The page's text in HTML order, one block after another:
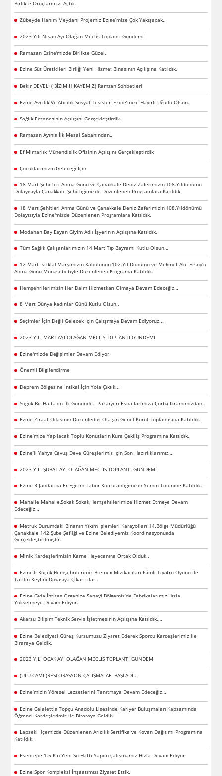
Birlikte Oruçlarımızı Açtık..
Zübeyde Hanım Meydanı Projemiz Ezine’mize Çok Yakışacak..
2023 Yılı Nisan Ayı Olağan Meclis Toplantı Gündemi
Ramazan Ezine'mizde Birlikte Güzel..
Ezine Süt Üreticileri Birliği Yeni Hizmet Binasının Açılışına Katıldık.
Bekir DEVELİ ( BİZiM HİKAYEMİZ) Ramzan Sohbetleri
Ezine Avcılık Ve Atıcılık Sosyal Tesisleri Ezine’mize Hayırlı Uğurlu Olsun..
Sağlık Eczanesinin Açılışını Gerçekleştirdik.
Ramazan Ayının İlk Mesai Sabahından..
Ef Mimarlık Mühendislik Ofisinin Açılışını Gerçekleştirdik
Çocuklarımızın Geleceği İçin
18 Mart Şehitleri Anma Günü ve Çanakkale Deniz Zaferimizin 108.Yıldönümü
Dolayısıyla Çanakkale Şehitliğimizde Düzenlenen Programlara Katıldık.
18 Mart Şehitleri Anma Günü ve Çanakkale Deniz Zaferimizin 108.Yıldönümü
Dolayısıyla Ezine'mizde Düzenlenen Programlara Katıldık.
Modahan Bay Bayan Giyim Adlı İşyerinin Açılışına Katıldık.
Tüm Sağlık Çalışanlarımızın 14 Mart Tıp Bayramı Kutlu Olsun...
12 Mart İstiklal Marşımızın Kabulünün 102.Yıl Dönümü ve Mehmet Akif Ersoy'u
Anma Günü Münasebetiyle Düzenlenen Programa Katıldık.
Hemşehrilerimizin Her Daim Hizmetkarı Olmaya Devam Edeceğiz…
8 Mart Dünya Kadınlar Günü Kutlu Olsun..
Seçimler İçin Değil Gelecek İçin Çalışmaya Devam Ediyoruz...
2023 YILI MART AYI OLAĞAN MECLİS TOPLANTI GÜNDEMİ
Ezine'mizde Değişimler Devam Ediyor
Önemli Bilgilendirme
Deprem Bölgesine İntikal İçin Yola Çıktık...
Soğuk Bir Haftanın İlk Gününde.. Pazaryeri Esnaflarımıza Çorba İkramımızdan..
Ezine Ziraat Odasının Düzenlediği Olağan Genel Kurul Toplantısına Katıldık..
Ezine’mize Yapılacak Toplu Konutların Kura Çekiliş Programına Katıldık..
Ezine’li Yahya Çavuş Deve Güreşlerimiz İçin Son Hazırlıklarımız…
2023 YILI ŞUBAT AYI OLAĞAN MECLİS TOPLANTI GÜNDEMİ
Ezine 3.Jandarma Er Eğitim Tabur Komutanlığımızın Yemin Törenine Katıldık..
Mahalle Mahalle,Sokak Sokak,Hemşehrilerimize Hizmet Etmeye Devam
Edeceğiz…
Metruk Durumdaki Binanın Yıkım İşlemleri Karayolları 14.Bölge Müdürlüğü
Çanakkale 142.Şube Şefliği ve Ezine Belediyemiz Koordinasyonunda
Gerçekleştirilmiştir..
Minik Kardeşlerimizin Karne Heyecanına Ortak Olduk..
Ezine’li Küçük Hemşehrilerimiz Bremen Mızıkacıları İsimli Tiyatro Oyunu ile
Tatilin Keyfini Doyasıya Çıkarttılar..
Ezine Gıda İhtisas Organize Sanayi Bölgemiz’de Fabrikalarımız Hızla
Yükselmeye Devam Ediyor..
Akarsu Bilişim Teknik Servis İşletmesinin Açılışına Katıldık.…
Ezine Belediyesi Güreş Kursumuzu Ziyaret Ederek Sporcu Kardeşlerimiz ile
Biraraya Geldik.
2023 YILI OCAK AYI OLAĞAN MECLİS TOPLANTI GÜNDEMİ
(ULU CAMİİ)RESTORASYON ÇALIŞMALARI BAŞLADI..
Ezine’mizin Yöresel Lezzetlerini Tanıtmaya Devam Edeceğiz…
Ezine Celalettin Topçu Anadolu Lisesinde Kariyer Buluşmaları Kapsamında
Öğrenci Kardeşlerimiz ile Biraraya Geldik..
Lapseki İlçemizde Düzenlenen Arıcılık Sertifika ve Kovan Dağıtımı Programına
Katıldık.
Esentepe 1.5 Km Yeni Su Hattı Yapım Çalışmamız Hızla Devam Ediyor
Ezine Spor Kompleksi İnşaatımızı Ziyaret Ettik.